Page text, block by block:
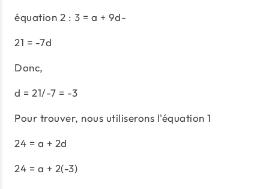
équation 2 : 3 = a + 9d-
21 = -7d
Donc,
d = 21/-7 = -3
Pour trouver, nous utiliserons l'équation 1
24 = a + 2d
24 = a + 2(-3)